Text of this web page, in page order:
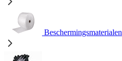
Beschermingsmaterialen